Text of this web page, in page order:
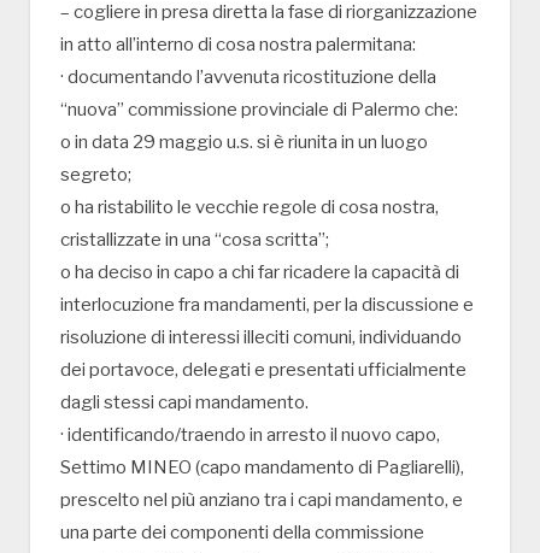
– cogliere in presa diretta la fase di riorganizzazione
in atto all’interno di cosa nostra palermitana:
· documentando l’avvenuta ricostituzione della
“nuova” commissione provinciale di Palermo che:
o in data 29 maggio u.s. si è riunita in un luogo
segreto;
o ha ristabilito le vecchie regole di cosa nostra,
cristallizzate in una “cosa scritta”;
o ha deciso in capo a chi far ricadere la capacità di
interlocuzione fra mandamenti, per la discussione e
risoluzione di interessi illeciti comuni, individuando
dei portavoce, delegati e presentati ufficialmente
dagli stessi capi mandamento.
· identificando/traendo in arresto il nuovo capo,
Settimo MINEO (capo mandamento di Pagliarelli),
prescelto nel più anziano tra i capi mandamento, e
una parte dei componenti della commissione